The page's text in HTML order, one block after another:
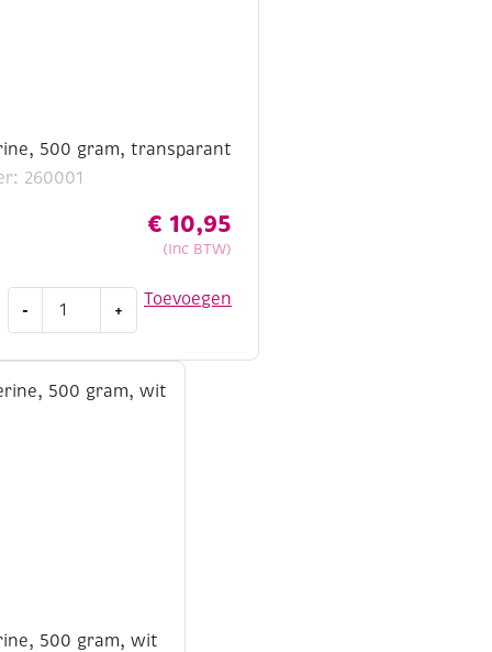
500 gram, transparant
260001
€ 10,95
(Inc BTW)
Toevoegen
-
glycerine,
transparant
+
500 gram, wit